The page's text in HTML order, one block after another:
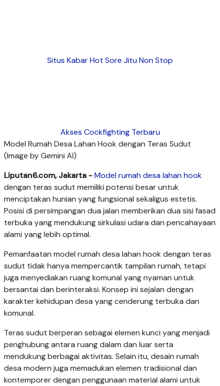
Situs Kabar Hot Sore Jitu Non Stop
Akses Cockfighting Terbaru
Model Rumah Desa Lahan Hook dengan Teras Sudut
(Image by Gemini AI)
Liputan6.com, Jakarta -Model rumah desalahan hook
dengan teras sudut memiliki potensi besar untuk
menciptakan hunian yang fungsional sekaligus estetis.
Posisi di persimpangan dua jalan memberikan dua sisi fasad
terbuka yang mendukung sirkulasi udara dan pencahayaan
alami yang lebih optimal.
Pemanfaatan model rumah desa lahan hook dengan teras
sudut tidak hanya mempercantik tampilan rumah, tetapi
juga menyediakan ruang komunal yang nyaman untuk
bersantai dan berinteraksi. Konsep ini sejalan dengan
karakter kehidupan desa yang cenderung terbuka dan
komunal.
Teras sudut berperan sebagai elemen kunci yang menjadi
penghubung antara ruang dalam dan luar serta
mendukung berbagai aktivitas. Selain itu, desain rumah
desa modern juga memadukan elemen tradisional dan
kontemporer dengan penggunaan material alami untuk